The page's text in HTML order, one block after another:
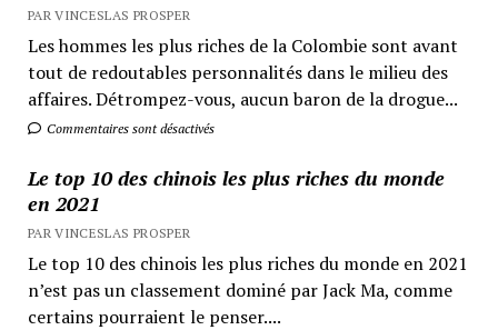
PAR VINCESLAS PROSPER
Les hommes les plus riches de la Colombie sont avant
tout de redoutables personnalités dans le milieu des
affaires. Détrompez-vous, aucun baron de la drogue...
Commentaires sont désactivés
Le top 10 des chinois les plus riches du monde
en 2021
PAR VINCESLAS PROSPER
Le top 10 des chinois les plus riches du monde en 2021
n’est pas un classement dominé par Jack Ma, comme
certains pourraient le penser....